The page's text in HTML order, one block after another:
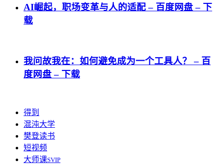
AI崛起，职场变革与人的适配 – 百度网盘 – 下
载
我问故我在：如何避免成为一个工具人？ – 百
度网盘 – 下载
得到
混沌大学
樊登读书
短视频
大师课SVIP